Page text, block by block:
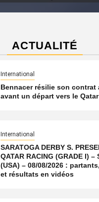
ACTUALITÉ
International
Bennacer résilie son contrat
avant un départ vers le Qatar
International
SARATOGA DERBY S.
QATAR RACING (GRADE I) –
(USA) – 08/08/2026 :
et résultats en vidéos